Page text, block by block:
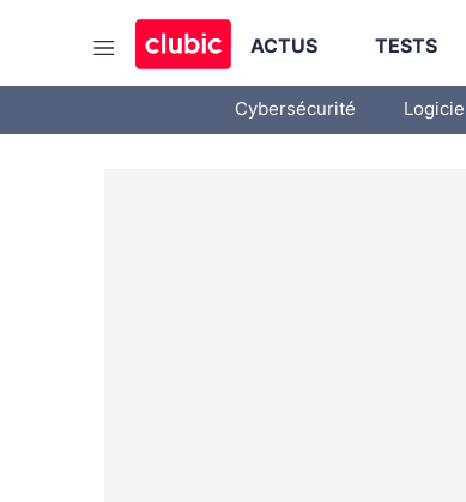
ACTUS TESTS
Cybersécurité